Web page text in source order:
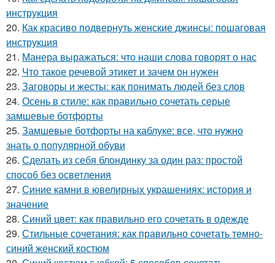
инструкция
20. Как красиво подвернуть женские джинсы: пошаговая
инструкция
21. Манера выражаться: что наши слова говорят о нас
22. Что такое речевой этикет и зачем он нужен
23. Заговоры и жесты: как понимать людей без слов
24. Осень в стиле: как правильно сочетать серые
замшевые ботфорты
25. Замшевые ботфорты на каблуке: все, что нужно
знать о популярной обуви
26. Сделать из себя блондинку за один раз: простой
способ без осветления
27. Синие камни в ювелирных украшениях: история и
значение
28. Синий цвет: как правильно его сочетать в одежде
29. Стильные сочетания: как правильно сочетать темно-
синий женский костюм